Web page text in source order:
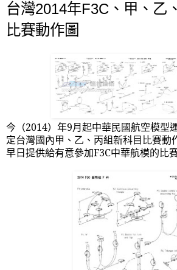
台灣2014年F3C、甲、乙
比賽動作圖
今（2014）年9月起中華民國航空模型
定台灣國內甲、乙、丙組新科目比賽動
早日提供給有意參加F3C中華航模的比